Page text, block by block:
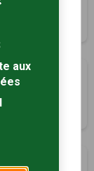
aux